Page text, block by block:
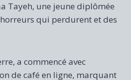
Tayeh, une jeune diplômée
qui perdurent et des
a commencé avec
de café en ligne, marquant